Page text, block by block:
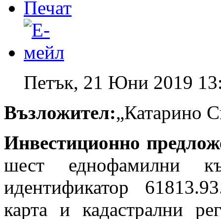
Петък, 21 Юни 2019
Възложител:„Катарино
Инвестиционно
шест еднофамилни
идентификатор
карта и кадастрални